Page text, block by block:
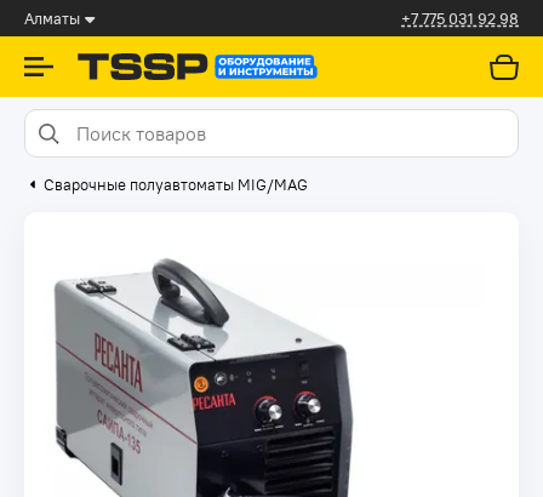
Алматы +7 775 031 92 98
Сварочные полуавтоматы MIG/MAG